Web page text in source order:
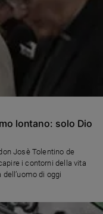
lontano: solo Dio
Josè Tolentino de
i contorni della vita
di oggi